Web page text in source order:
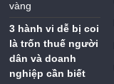
vàng
3 hành vi dễ bị coi
là trốn thuế người
dân và doanh
nghiệp cần biết